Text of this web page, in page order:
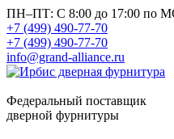
ПН–ПТ: С 8:00 до 17:00 по
+7 (499) 490-77-70
+7 (499) 490-77-70
info@grand-alliance.ru
Федеральный поставщик
дверной фурнитуры